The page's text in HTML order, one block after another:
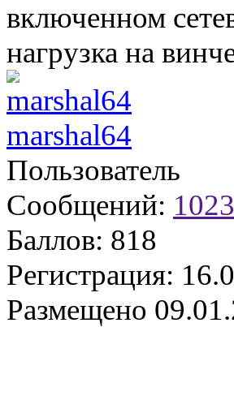
включенном
нагрузка на
marshal64
Пользователь
Сообщений: 1023
Баллов: 818
Регистрация:
Размещено